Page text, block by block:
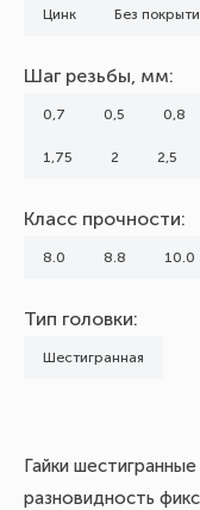
Цинк Без
Шаг резьбы, мм:
0,7 0,5 0,8
1,75 2 2,5
Класс прочности:
8.0 8.8 10.0
Тип головки:
Шестигранная
Гайки
разновидность